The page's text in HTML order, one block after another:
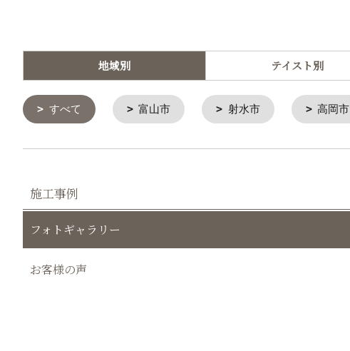
地域別 テイスト別
すべて 富山市 射水市 高岡市
施工事例
フォトギャラリー
お客様の声